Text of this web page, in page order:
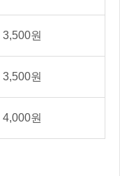
3,500원
3,500원
4,000원